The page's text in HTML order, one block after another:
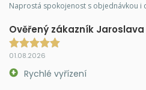
Naprostá spokojenost s objednávkou i
Ověřený zákazník Jaroslava
01.08.2026
Rychlé vyřízení